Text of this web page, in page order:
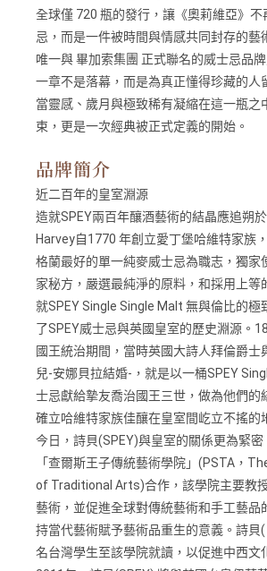
全球僅 720 瓶的發行，讓《奧莉維亞》不
忌，而是一件被時間與情感共同封存的藝
唯一與 畢加索集團 正式聯名的威士忌品
一章不是落幕，而是為真正懂得珍藏的人
當靈感、歲月與極致稀有凝縮在這一瓶之
束，更是一次經典被正式定義的開始。
品牌簡介
近二百年的皇室淵源
造就SPEY兩百年釀酒藝術的結晶應追朔
Harvey自1770 年創立愛丁堡哈維特家族
格蘭最好的單一純麥威士忌為職志，獨家
家秘方，嚴選最純淨的原料，和採用上等
就SPEY Single Single Malt 無與倫比的極
了SPEY威士忌與英國皇室的歷史淵源。
國王統治期間，當時英國大詩人拜倫爵士
兒-安娜貝拉結婚-，就是以一桶SPEY
士忌獻給摯友喬治國王三世，做為他們的
確立哈維特家族佳釀在皇室間屹立不搖的
今日，詩貝(SPEY)與皇室的關係更為緊
「查爾斯王子傳統藝術學院」(PSTA，
of Traditional Arts)合作，該學院主要教
藝術，並促進全球對傳統藝術和手工藝品
持當代藝術賦予藝術品重生的意義。詩貝
名台灣學生至該學院就讀，以促進中西文